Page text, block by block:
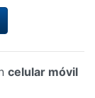
celular móvil